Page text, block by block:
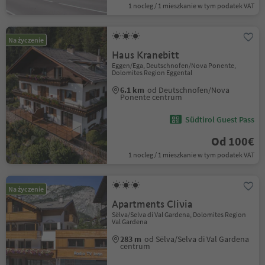
1 nocleg / 1 mieszkanie w tym podatek VAT
Na życzenie
Haus Kranebitt
Eggen/Ega, Deutschnofen/Nova Ponente,
Dolomites Region Eggental
6.1 km od Deutschnofen/Nova
Ponente centrum
Südtirol Guest Pass
Od 100€
1 nocleg / 1 mieszkanie w tym podatek VAT
Na życzenie
Apartments Clivia
Sëlva/Selva di Val Gardena, Dolomites Region
Val Gardena
283 m od Sëlva/Selva di Val Gardena
centrum